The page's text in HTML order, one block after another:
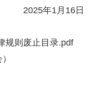
2025年1月16日
规则废止目录.pdf